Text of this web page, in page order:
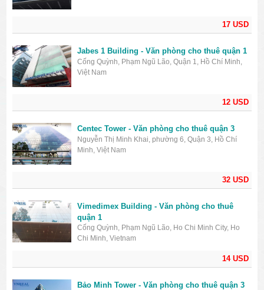
17 USD
12 USD
Jabes 1 Building - Văn phòng cho thuê quận 1
Cống Quỳnh, Phạm Ngũ Lão, Quận 1, Hồ Chí Minh,
Việt Nam
32 USD
Centec Tower - Văn phòng cho thuê quận 3
Nguyễn Thị Minh Khai, phường 6, Quận 3, Hồ Chí
Minh, Việt Nam
14 USD
Vimedimex Building - Văn phòng cho thuê
quận 1
Cống Quỳnh, Phạm Ngũ Lão, Ho Chi Minh City, Ho
Chi Minh, Vietnam
Bảo Minh Tower - Văn phòng cho thuê quận 3